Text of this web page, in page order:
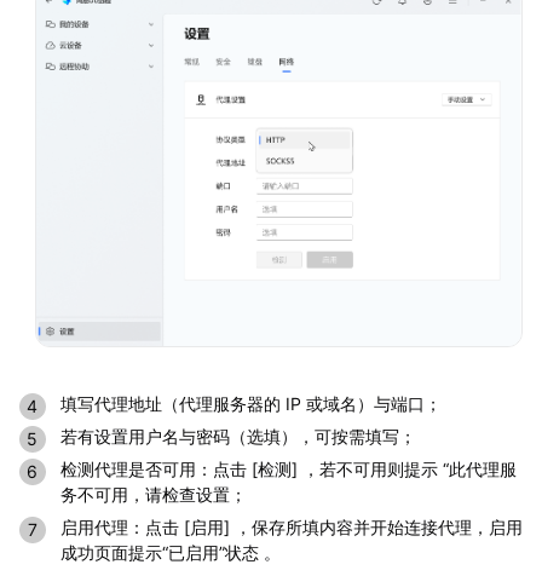
填写代理地址（代理服务器的 IP 或域名）与端口；
若有设置用户名与密码（选填），可按需填写；
检测代理是否可用：点击 [检测] ，若不可用则提示 “此代理服
务不可用，请检查设置；
启用代理：点击 [启用] ，保存所填内容并开始连接代理，启用
成功页面提示“已启用”状态 。